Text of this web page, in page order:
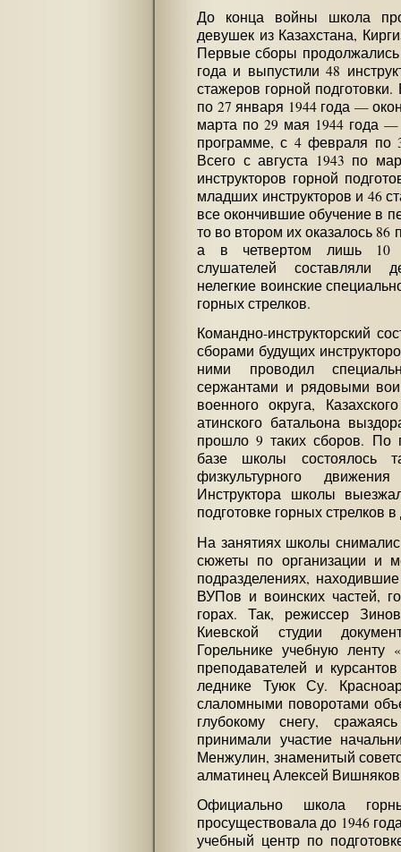
До конца войны школа
девушек из Казахстана,
Первые сборы продолжались
года и выпустили 48
стажеров горной
по 27 января 1944 года —
марта по 29 мая 1944 года
программе, с 4 февраля по
Всего с августа 1943 по
инструкторов горной
младших инструкторов и 46
все окончившие обучение в
то во втором их оказалось
а в четвертом лишь 10
слушателей составляли
нелегкие воинские
горных стрелков.
Командно-инструкторский
сборами будущих
ними проводил
сержантами и рядовыми
военного округа,
атинского батальона
прошло 9 таких сборов. По
базе школы состоялось
физкультурного
Инструктора школы
подготовке горных стрелков
На занятиях школы
сюжеты по организации и
подразделениях,
ВУПов и воинских частей,
горах. Так, режиссер
Киевской студии
Горельнике учебную ленту
преподавателей и
леднике Туюк Су.
слаломными поворотами
глубокому снегу,
принимали участие
Менжулин, знаменитый
алматинец Алексей
Официально школа
просуществовала до 1946
учебный центр по